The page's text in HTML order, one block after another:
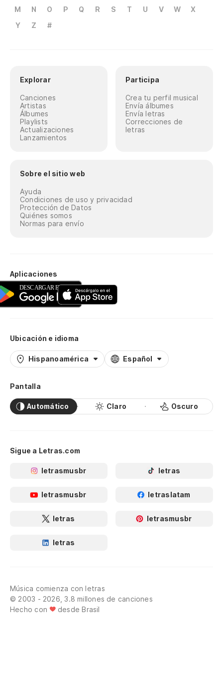
M
N O P Q R S T U V W
X
Y
Z #
Explorar
Canciones
Artistas
Álbumes
Playlists
Actualizaciones
Lanzamientos
Participa
Crea tu perfil musical
Envía álbumes
Envía letras
Correcciones de
letras
Sobre el sitio web
Ayuda
Condiciones de uso y privacidad
Protección de Datos
Quiénes somos
Normas para envío
Aplicaciones
Ubicación e idioma
Hispanoamérica Español
Pantalla
Automático Claro Oscuro
Sigue a Letras.com
letrasmusbr letras
letrasmusbr letraslatam
letras letrasmusbr
letras
Música comienza con letras
© 2003 - 2026, 3.8 millones de canciones
Hecho con
desde Brasil